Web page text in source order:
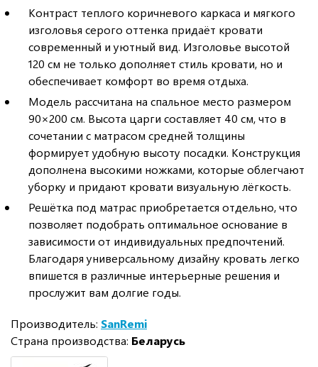
Контраст теплого коричневого каркаса и мягкого
изголовья серого оттенка придаёт кровати
современный и уютный вид. Изголовье высотой
120 см не только дополняет стиль кровати, но и
обеспечивает комфорт во время отдыха.
Модель рассчитана на спальное место размером
90×200 см. Высота царги составляет 40 см, что в
сочетании с матрасом средней толщины
формирует удобную высоту посадки. Конструкция
дополнена высокими ножками, которые облегчают
уборку и придают кровати визуальную лёгкость.
Решётка под матрас приобретается отдельно, что
позволяет подобрать оптимальное основание в
зависимости от индивидуальных предпочтений.
Благодаря универсальному дизайну кровать легко
впишется в различные интерьерные решения и
прослужит вам долгие годы.
Производитель: SanRemi
Страна производства: Беларусь